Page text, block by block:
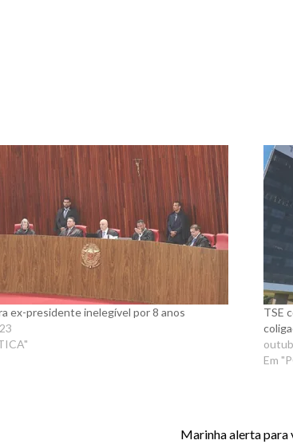
ex-presidente inelegível por 8 anos
TSE
Em
Marinha alerta para